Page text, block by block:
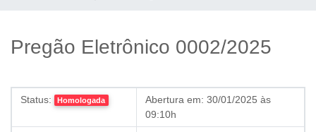
Pregão Eletrônico 0002/2025
Status: Homologada Abertura em: 30/01/2025 às
09:10h